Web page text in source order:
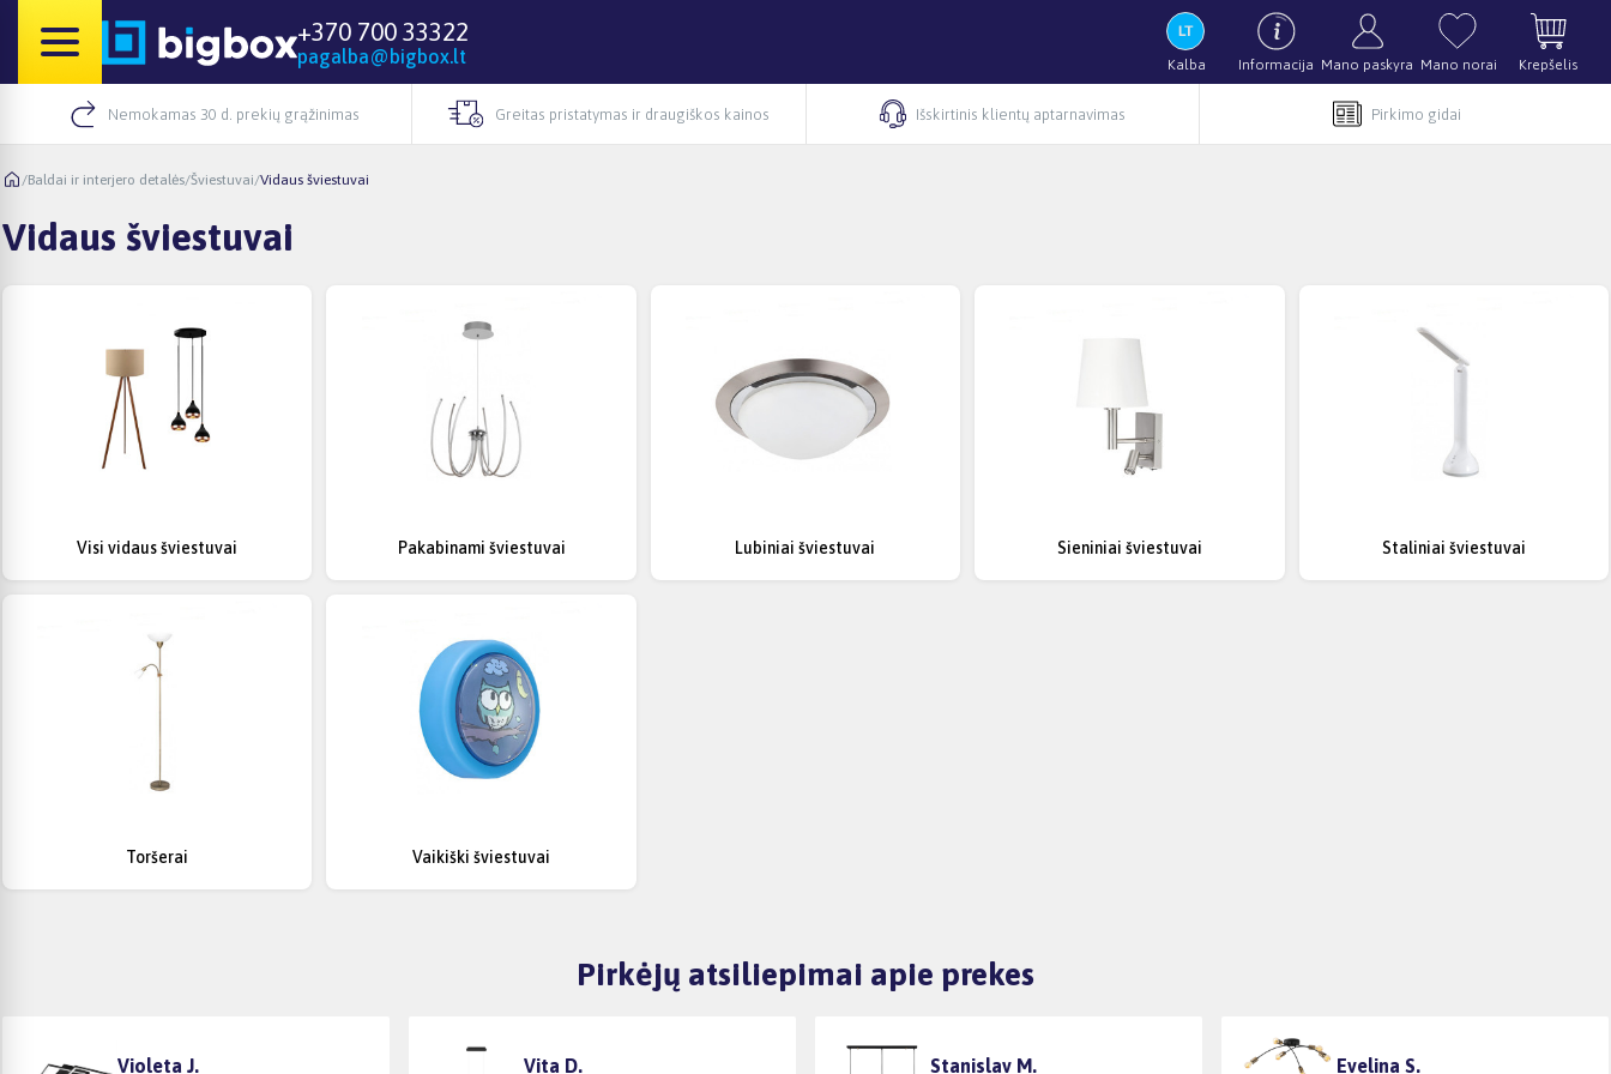
+370 700 33322
pagalba@bigbox.lt Kalba Informacija Mano paskyra Mano norai Krepšelis
Nemokamas 30 d. prekių grąžinimas Greitas pristatymas ir draugiškos kainos Išskirtinis klientų aptarnavimas Pirkimo gidai
/Baldai ir interjero detalės/Šviestuvai/Vidaus šviestuvai
Vidaus šviestuvai
Visi vidaus šviestuvai Pakabinami šviestuvai Lubiniai šviestuvai Sieniniai šviestuvai Staliniai šviestuvai
Toršerai Vaikiški šviestuvai
Pirkėjų atsiliepimai apie prekes
Violeta J. Vita D. Stanislav M. Evelina S.